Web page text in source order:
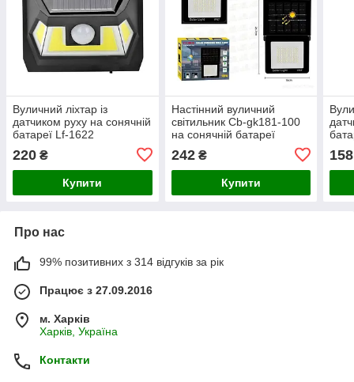
Вуличний ліхтар із
датчиком руху на сонячній
батареї Lf-1622
220 ₴
Купити
Настінний вуличний
світильник Cb-gk181-100
на сонячній батареї
242₴
Купити
158
Про нас
99% позитивних з 314 відгуків за рік
Працює з 27.09.2016
м. Харків
Харків, Україна
Контакти